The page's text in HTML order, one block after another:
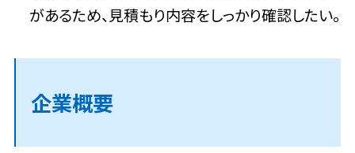
があるため、見積もり内容をしっかり確認したい。
企業概要